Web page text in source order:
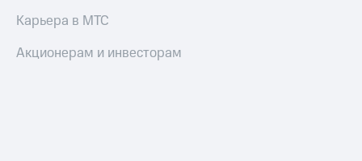
Карьера в МТС
Акционерам и инвесторам